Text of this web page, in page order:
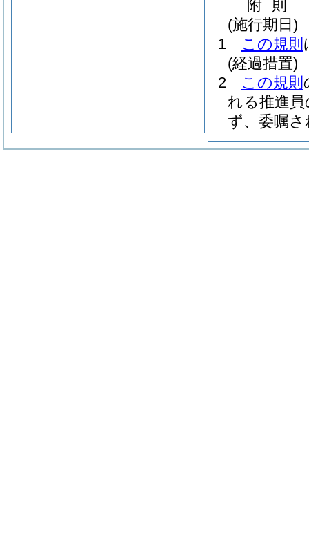
附 則
(施行期日)
1
この規則
(経過措置)
2
この規則
れる推進
ず、委嘱